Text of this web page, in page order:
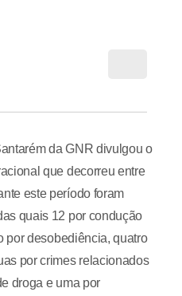
da GNR divulgou o
que decorreu entre
este período foram
quais 12 por condução
por desobediência, quatro
por crimes relacionados
droga e uma por